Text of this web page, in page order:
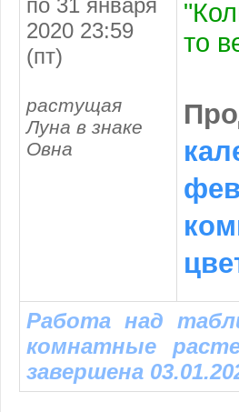
по 31 января
2020 23:59
(пт)
растущая
Луна в знаке
Овна
то
Работа над
комнатные
завершена